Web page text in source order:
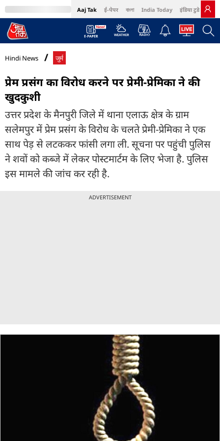
Aaj Tak ई-पेपर বাংলা India Today इंडिया टुडे हिंदी
MumbaiTak Cosmopolitan Harper's Bazaar Northeast
Hindi News जुर्म
प्रेम प्रसंग का विरोध करने पर प्रेमी-प्रेमिका ने की
खुदकुशी
उत्तर प्रदेश के मैनपुरी जिले में थाना एलाऊ क्षेत्र के ग्राम
सलेमपुर में प्रेम प्रसंग के विरोध के चलते प्रेमी-प्रेमिका ने एक
साथ पेड़ से लटककर फांसी लगा ली. सूचना पर पहुंची पुलिस
ने शवों को कब्जे में लेकर पोस्टमार्टम के लिए भेजा है. पुलिस
इस मामले की जांच कर रही है.
ADVERTISEMENT